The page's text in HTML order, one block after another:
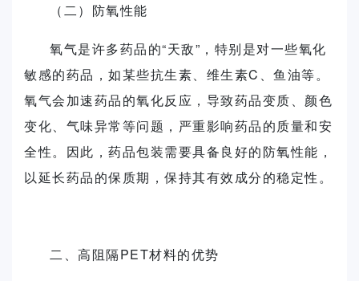
（二）防氧性能
氧气是许多药品的“天敌”，特别是对一些氧化
敏感的药品，如某些抗生素、维生素C、鱼油等。
氧气会加速药品的氧化反应，导致药品变质、颜色
变化、气味异常等问题，严重影响药品的质量和安
全性。因此，药品包装需要具备良好的防氧性能，
以延长药品的保质期，保持其有效成分的稳定性。
二、高阻隔PET材料的优势